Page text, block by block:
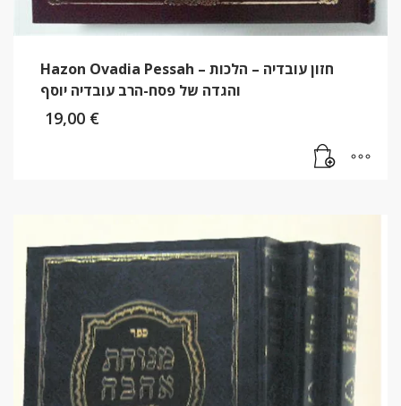
Hazon Ovadia Pessah – חזון עובדיה – הלכות
והגדה של פסח-הרב עובדיה יוסף
19,00 €